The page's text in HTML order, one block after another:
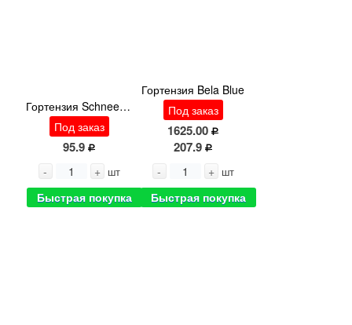
Гортензия Schneeball 40cm
Под заказ
95.9
- + шт
Быстрая покупка
Гортензия Bela Blue
Под заказ
1625.00
207.9
- + шт
Быстрая покупка